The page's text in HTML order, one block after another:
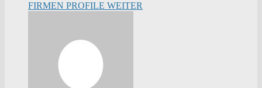
FIRMEN PROFILE WEITER